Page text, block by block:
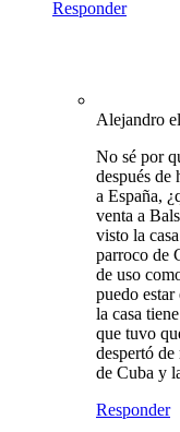
Responder
Alejandro
No sé por
después de
a España,
venta a
visto la
parroco de
de uso
puedo
la casa
que tuvo
despertó
de Cuba y
Responder